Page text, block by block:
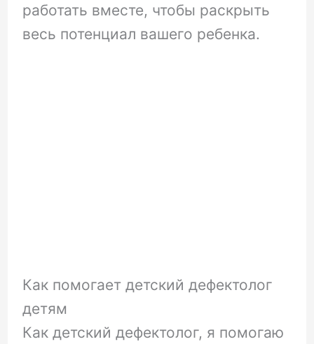
работать вместе, чтобы раскрыть
весь потенциал вашего ребенка.
Как помогает детский дефектолог
детям
Как детский дефектолог, я помогаю